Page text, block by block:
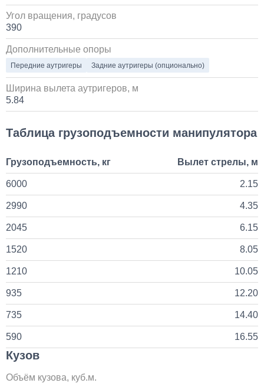
1 день
Установка стояночного кондиционера JUKOOL FT-
TAC-PI09 на крышу
45 000
1 день
Угол вращения, градусов
390
Дополнительные опоры
Передние аутригеры Задние аутригеры (опционально)
Ширина вылета аутригеров, м
5.84
Таблица грузоподъемности манипулятора
Грузоподъемность, кг Вылет стрелы, м
6000 2.15
2990 4.35
2045 6.15
1520 8.05
1210 10.05
935 12.20
735 14.40
590 16.55
Кузов
Объём кузова, куб.м.